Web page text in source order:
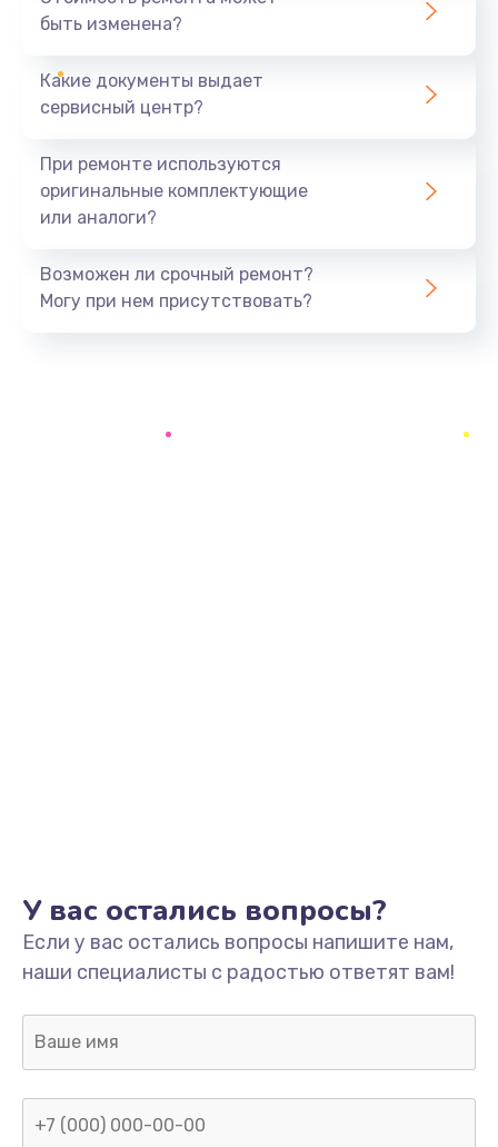
1400 руб.
Замена батареи (аккумулятора)
Заказать
Замена, восстановление кнопок
Заказать
Заказать
Пайка конденсаторов
быть изменена?
Какие документы выдает
сервисный центр?
При ремонте используются
оригинальные комплектующие
или аналоги?
Возможен ли срочный ремонт?
Могу при нем присутствовать?
У вас остались вопросы?
Если у вас остались вопросы напишите нам,
наши специалисты с радостью ответят вам!